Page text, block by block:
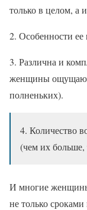
только в целом, а
2. Особенности
3. Различна и
женщины ощущают
полненьких).
4. Количество
(чем их
И многие
не только